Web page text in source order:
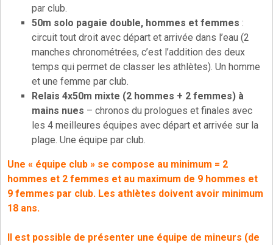
par club.
50m solo pagaie double, hommes et femmes :
circuit tout droit avec départ et arrivée dans l’eau (2
manches chronométrées, c’est l’addition des deux
temps qui permet de classer les athlètes). Un homme
et une femme par club.
Relais 4x50m mixte (2 hommes + 2 femmes) à
mains nues – chronos du prologues et finales avec
les 4 meilleures équipes avec départ et arrivée sur la
plage. Une équipe par club.
Une « équipe club » se compose au minimum = 2
hommes et 2 femmes et au maximum de 9 hommes et
9 femmes par club. Les athlètes doivent avoir minimum
18 ans.
Il est possible de présenter une équipe de mineurs (de